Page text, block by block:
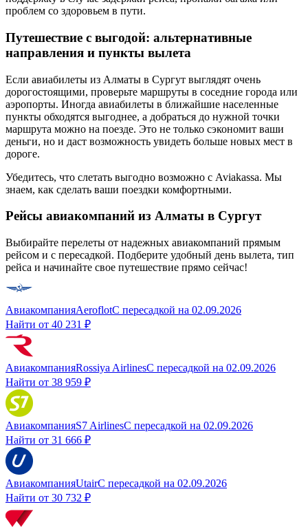
проблем со здоровьем в пути.
Путешествие с выгодой: альтернативные
направления и пункты вылета
Если авиабилеты из Алматы в Сургут выглядят очень
дорогостоящими, проверьте маршруты в соседние города или
аэропорты. Иногда авиабилеты в ближайшие населенные
пункты обходятся выгоднее, а добраться до нужной точки
маршрута можно на поезде. Это не только сэкономит ваши
деньги, но и даст возможность увидеть больше новых мест в
дороге.
Убедитесь, что слетать выгодно возможно с Aviakassa. Мы
знаем, как сделать ваши поездки комфортными.
Рейсы авиакомпаний из Алматы в Сургут
Выбирайте перелеты от надежных авиакомпаний прямым
рейсом и с пересадкой. Подберите удобный день вылета, тип
рейса и начинайте свое путешествие прямо сейчас!
АвиакомпанияAeroflotС пересадкой на 02.09.2026
Найти от 40 231 ₽
АвиакомпанияRossiya AirlinesС пересадкой на 02.09.2026
Найти от 38 959 ₽
АвиакомпанияS7 AirlinesС пересадкой на 02.09.2026
Найти от 31 666 ₽
АвиакомпанияUtairС пересадкой на 02.09.2026
Найти от 30 732 ₽